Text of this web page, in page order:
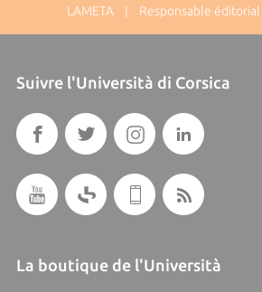
LAMETA | Responsable éditorial
Suivre l'Università di Corsica
La boutique de l'Università